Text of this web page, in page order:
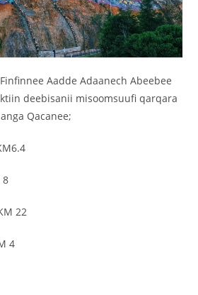
Aadde Adaanech Abeebee
deebisanii misoomsuufi qarqara
Qacanee;
8
22
4